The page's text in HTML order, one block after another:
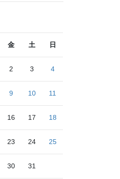
金 土 日
2 3 4
9 10 11
16 17 18
23 24 25
30 31